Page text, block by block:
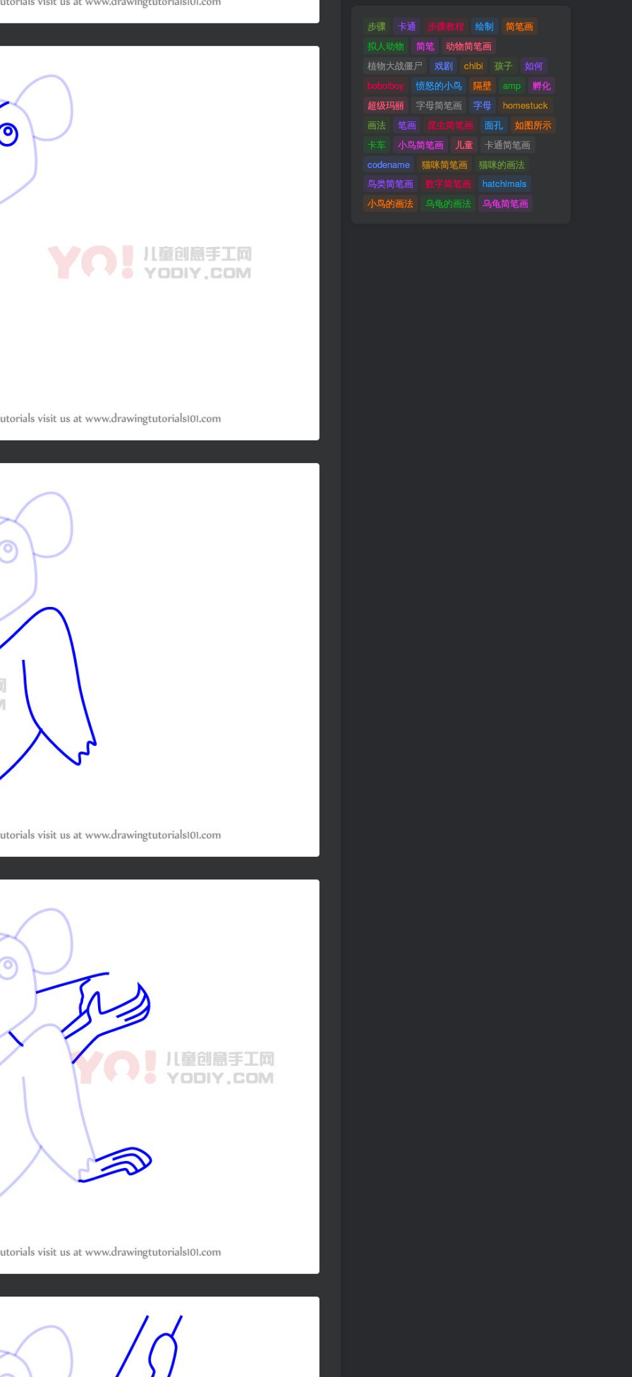
步骤 卡通 步骤教程 绘制
简笔画
拟人动物
简笔
动物简笔画
植物大战僵尸
戏剧 chibi 孩子
如何
boboiboy
愤怒的小鸟 隔壁 amp
孵化
超级玛丽
字母简笔画 字母
homestuck
画法
笔画 昆虫简笔画 面孔
如图所示
卡车
小鸟简笔画 儿童
卡通简笔画
codename
猫咪简笔画
猫咪的画法
鸟类简笔画
数字简笔画
hatchimals
小鸟的画法
乌龟的画法 乌龟简笔画